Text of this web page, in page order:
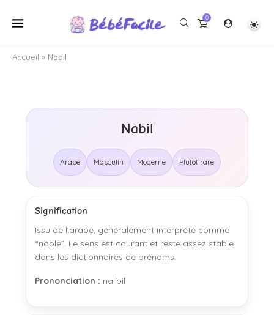
0
Accueil » Nabil
Nabil
Arabe Masculin Moderne Plutôt rare
Signification
Issu de l’arabe, généralement interprété comme
“noble”. Le sens est courant et reste assez stable
dans les dictionnaires de prénoms.
Prononciation : na-bil